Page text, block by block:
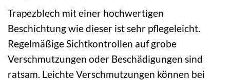
Trapezblech mit einer hochwertigen
Beschichtung wie dieser ist sehr pflegeleicht.
Regelmäßige Sichtkontrollen auf grobe
Verschmutzungen oder Beschädigungen sind
ratsam. Leichte Verschmutzungen können bei